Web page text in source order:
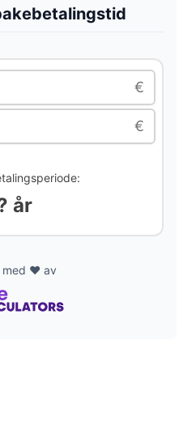
y
V
i
e
€
€
år
med ❤️ av